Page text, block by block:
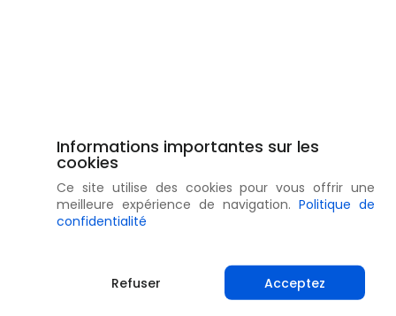
Informations importantes sur les
cookies
Ce site utilise des cookies pour vous offrir une
meilleure expérience de navigation. Politique de
confidentialité
Refuser Acceptez